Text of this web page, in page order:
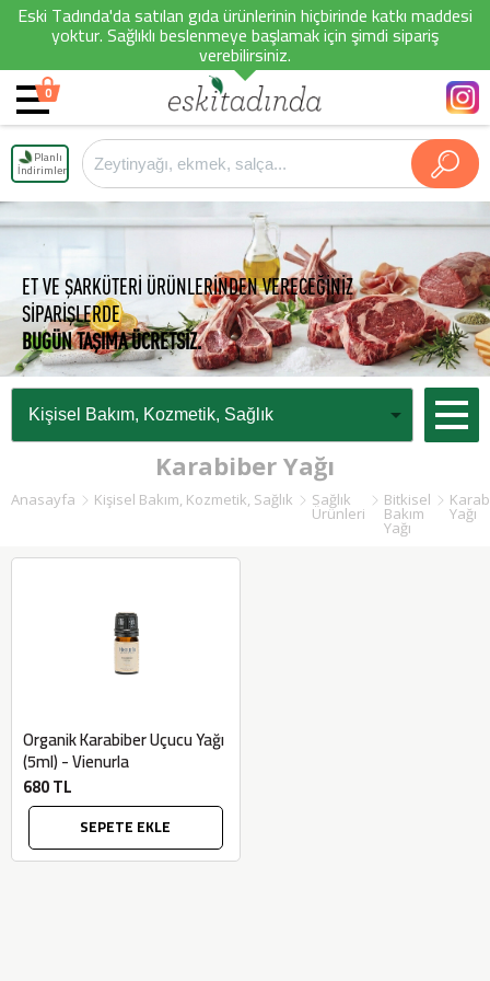
Eski Tadında'da satılan gıda ürünlerinin hiçbirinde katkı maddesi
yoktur. Sağlıklı beslenmeye başlamak için şimdi sipariş
verebilirsiniz.
0
Planlı
İndirimler
ET VE ŞARKÜTERİ ÜRÜNLERİNDEN VERECEĞİNİZ
SİPARİŞLERDE
BUGÜN TAŞIMA ÜCRETSİZ.
Karabiber Yağı
Anasayfa Kişisel Bakım, Kozmetik, Sağlık Sağlık
Ürünleri
Bitkisel
Bakım
Yağı
Yağı
Organik Karabiber Uçucu Yağı
(5ml) - Vienurla
680 TL
SEPETE EKLE